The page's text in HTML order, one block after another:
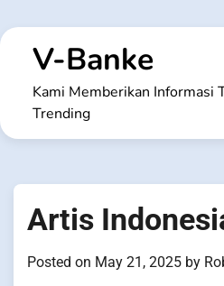
to
contentV-Banke
Kami Memberikan Informasi
Trending
Artis
Posted on May 21, 2025 by